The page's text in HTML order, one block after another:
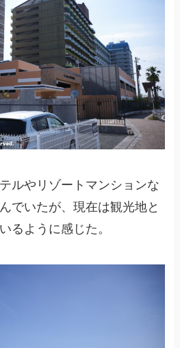
ルやリゾートマンションな
でいたが、現在は観光地と
るように感じた。